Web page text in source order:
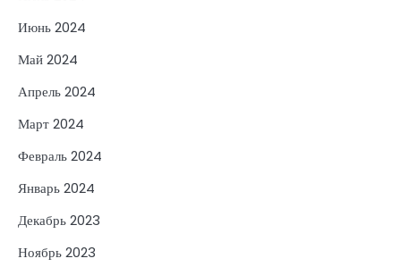
Июнь 2024
Май 2024
Апрель 2024
Март 2024
Февраль 2024
Январь 2024
Декабрь 2023
Ноябрь 2023